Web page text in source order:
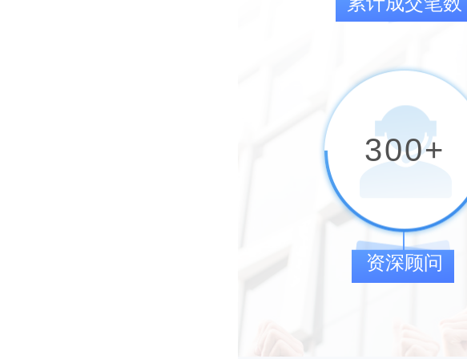
300+
资深顾问